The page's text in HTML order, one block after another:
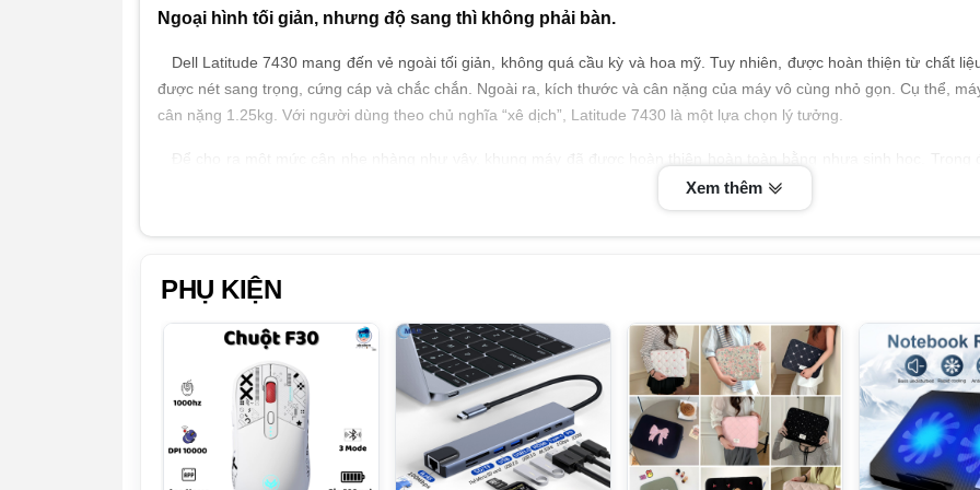
Ngoại hình tối giản, nhưng độ sang thì không phải bàn.
Dell Latitude 7430 mang đến vẻ ngoài tối giản, không quá cầu kỳ và hoa mỹ. Tuy nhiên, được hoàn thiện từ chất
được nét sang trọng, cứng cáp và chắc chắn. Ngoài ra, kích thước và cân nặng của máy vô cùng nhỏ gọn. Cụ thể,
cân nặng 1.25kg. Với người dùng theo chủ nghĩa “xê dịch”, Latitude 7430 là một lựa chọn lý tưởng.
dưới, hơn 50% nhựa tái chế trong khung pin, 35% nhựa tái chế trong phần chiếu nghỉ tay và hơn 18% sợi carbon tái
cầm nắm khá thoải mái, mang vác nhẹ nhàng. Và điều quan trọng hơn cả là thân thiện với môi trường.
giản. Đối với nhiều người thì đây có thể là sự nhàm chán đơn điệu. Lý do không nằm ở việc Dell không muốn thay
vào đó, ngôn ngữ thiết kế quen thuộc đã trở thành thương hiệu, ăn sâu vào tiềm thức của người dùng.
Màn hình của Dell Latitude 7430
Với màn hình 14 inch với độ phân giải Full HD, có tỷ lệ màn hình 16:9, dell 7430 có hình ảnh cao chất lượng rõ nét
cũng có tính năng Comfort View Plus ( tùy option) , giúp làm giảm ánh sáng xanh, nhưng vẫn duy trì độ chính xác của
Xem thêm
PHỤ KIỆN